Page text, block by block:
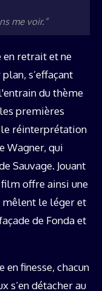
me voir.”
retrait et ne
s’effaçant
du thème
premières
réinterprétation
Wagner, qui
Sauvage. Jouant
film offre ainsi une
le léger et
de Fonda et
finesse, chacun
s’en détacher au